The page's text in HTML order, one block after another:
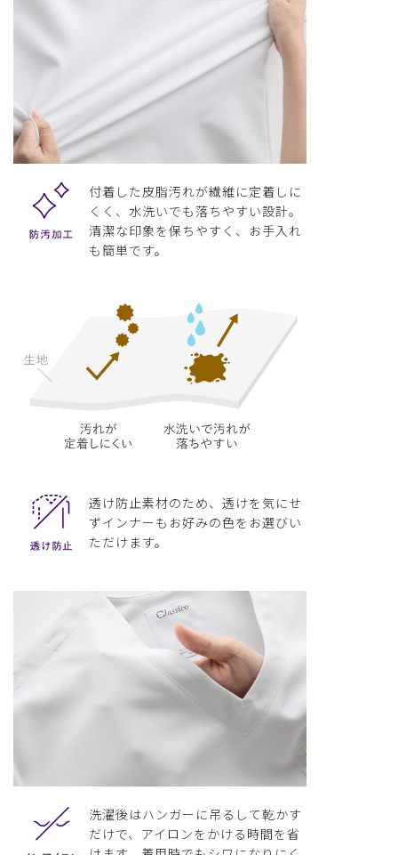
付着した皮脂汚れが繊維に定着しに
くく、水洗いでも落ちやすい設計。
清潔な印象を保ちやすく、お手入れ
も簡単です。
透け防止素材のため、透けを気にせ
ずインナーもお好みの色をお選びい
ただけます。
洗濯後はハンガーに吊るして乾かす
だけで、アイロンをかける時間を省